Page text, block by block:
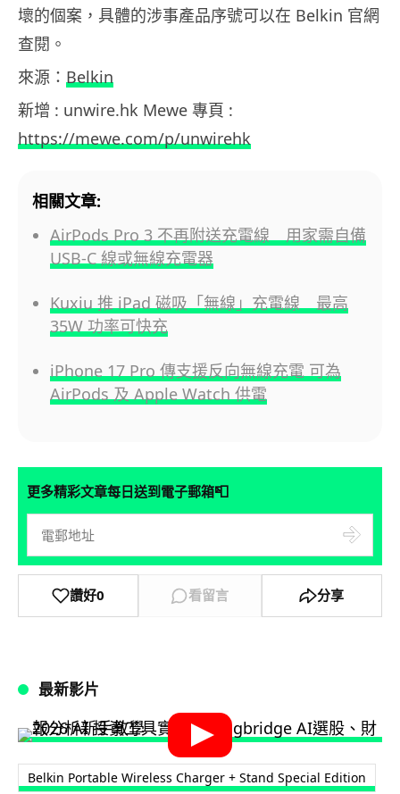
壞的個案，具體的涉事產品序號可以在 Belkin 官網
查閱。
來源： Belkin
新增 : unwire.hk Mewe 專頁 :
https://mewe.com/p/unwirehk
相關文章:
AirPods Pro 3 不再附送充電線 用家需自備
USB-C 線或無線充電器
Kuxiu 推 iPad 磁吸「無線」充電線 最高
35W 功率可快充
iPhone 17 Pro 傳支援反向無線充電 可為
AirPods 及 Apple Watch 供電
更多精彩文章每日送到電子郵箱📮
讚好0 看留言 分享
最新影片
Belkin Portable Wireless Charger + Stand Special Edition